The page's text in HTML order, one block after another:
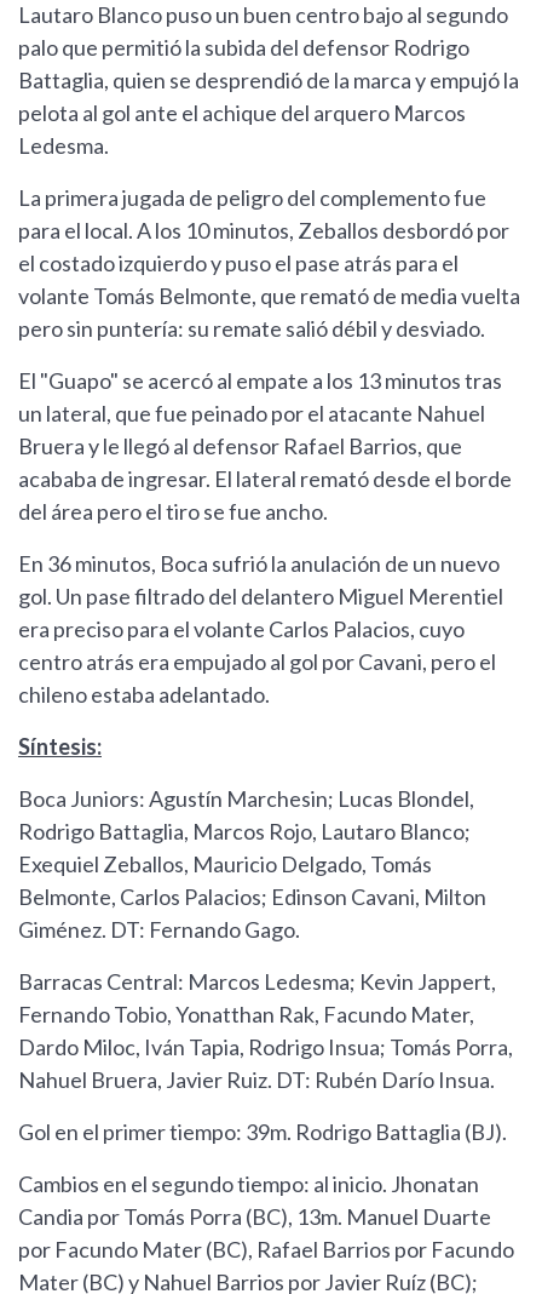
Lautaro Blanco puso un buen centro bajo al segundo
palo que permitió la subida del defensor Rodrigo
Battaglia, quien se desprendió de la marca y empujó la
pelota al gol ante el achique del arquero Marcos
Ledesma.
La primera jugada de peligro del complemento fue
para el local. A los 10 minutos, Zeballos desbordó por
el costado izquierdo y puso el pase atrás para el
volante Tomás Belmonte, que remató de media vuelta
pero sin puntería: su remate salió débil y desviado.
El "Guapo" se acercó al empate a los 13 minutos tras
un lateral, que fue peinado por el atacante Nahuel
Bruera y le llegó al defensor Rafael Barrios, que
acababa de ingresar. El lateral remató desde el borde
del área pero el tiro se fue ancho.
En 36 minutos, Boca sufrió la anulación de un nuevo
gol. Un pase filtrado del delantero Miguel Merentiel
era preciso para el volante Carlos Palacios, cuyo
centro atrás era empujado al gol por Cavani, pero el
chileno estaba adelantado.
Síntesis:
Boca Juniors: Agustín Marchesin; Lucas Blondel,
Rodrigo Battaglia, Marcos Rojo, Lautaro Blanco;
Exequiel Zeballos, Mauricio Delgado, Tomás
Belmonte, Carlos Palacios; Edinson Cavani, Milton
Giménez. DT: Fernando Gago.
Barracas Central: Marcos Ledesma; Kevin Jappert,
Fernando Tobio, Yonatthan Rak, Facundo Mater,
Dardo Miloc, Iván Tapia, Rodrigo Insua; Tomás Porra,
Nahuel Bruera, Javier Ruiz. DT: Rubén Darío Insua.
Gol en el primer tiempo: 39m. Rodrigo Battaglia (BJ).
Cambios en el segundo tiempo: al inicio. Jhonatan
Candia por Tomás Porra (BC), 13m. Manuel Duarte
por Facundo Mater (BC), Rafael Barrios por Facundo
Mater (BC) y Nahuel Barrios por Javier Ruíz (BC);